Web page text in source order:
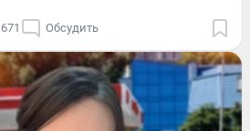
671 Обсудить